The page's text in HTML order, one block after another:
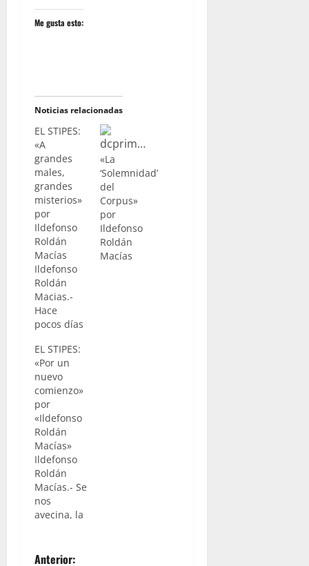
Me gusta esto:
Noticias relacionadas
EL STIPES:
«A
grandes
males,
grandes
misterios»
por
Ildefonso
Roldán
Macías
Ildefonso
Roldán
Macias.-
Hace
pocos días
Agrupación
Parroquial
de la
Misión,
con sede
en la
Parroquia
del Corpus
Christi, ha
presentado
el boceto
del que
será el
escultórico
«La
‘Solemnidad’
del
Corpus»
por
Ildefonso
Roldán
Macías
EL STIPES:
«Por un
nuevo
comienzo»
por
«Ildefonso
Roldán
Macías»
Ildefonso
Roldán
Macías.- Se
nos
avecina, la
Rey del
Anterior: